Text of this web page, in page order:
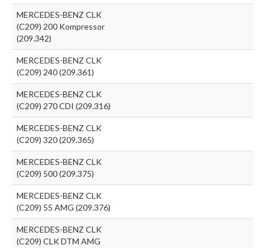
MERCEDES-BENZ CLK
(C209) 200 Kompressor
(209.342)
MERCEDES-BENZ CLK
(C209) 240 (209.361)
MERCEDES-BENZ CLK
(C209) 270 CDI (209.316)
MERCEDES-BENZ CLK
(C209) 320 (209.365)
MERCEDES-BENZ CLK
(C209) 500 (209.375)
MERCEDES-BENZ CLK
(C209) 55 AMG (209.376)
MERCEDES-BENZ CLK
(C209) CLK DTM AMG